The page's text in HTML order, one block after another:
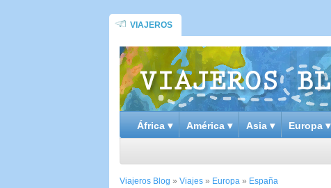
VIAJEROS
África ▾ América ▾ Asia ▾ Europa ▾
Viajeros Blog » Viajes » Europa » España